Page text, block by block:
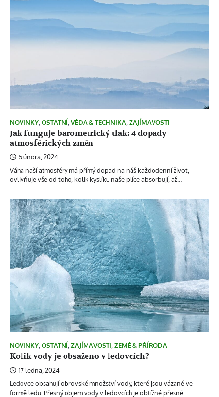
NOVINKY OSTATNÍ VĚDA & TECHNIKA ZAJÍMAVOSTI
Jak funguje barometrický tlak: 4 dopady
atmosférických změn
5 února, 2024
Váha naší atmosféry má přímý dopad na náš každodenní život,
ovlivňuje vše od toho, kolik kyslíku naše plíce absorbují, až…
NOVINKY OSTATNÍ ZAJÍMAVOSTI ZEMĚ & PŘÍRODA
Kolik vody je obsaženo v ledovcích?
17 ledna, 2024
Ledovce obsahují obrovské množství vody, které jsou vázané ve
formě ledu. Přesný objem vody v ledovcích je obtížné přesně